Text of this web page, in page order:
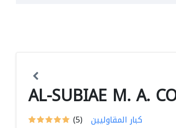
AL-SUBIAE M. A.
(5) كبار المقاوليين